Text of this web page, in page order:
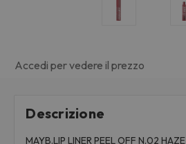
Accedi per vedere il prezzo
Descrizione
MAYB.LIP LINER PEEL OFF N.02 HAZE